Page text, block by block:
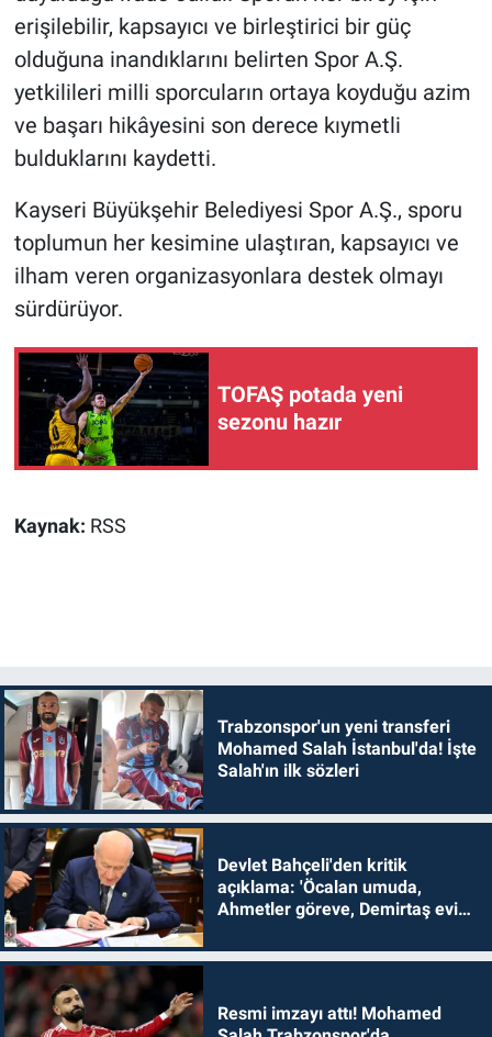
erişilebilir, kapsayıcı ve birleştirici bir güç
olduğuna inandıklarını belirten Spor A.Ş.
yetkilileri milli sporcuların ortaya koyduğu azim
ve başarı hikâyesini son derece kıymetli
bulduklarını kaydetti.
Kayseri Büyükşehir Belediyesi Spor A.Ş., sporu
toplumun her kesimine ulaştıran, kapsayıcı ve
ilham veren organizasyonlara destek olmayı
sürdürüyor.
TOFAŞ potada yeni
sezonu hazır
Kaynak: RSS
Trabzonspor'un yeni transferi
Mohamed Salah İstanbul'da! İşte
Salah'ın ilk sözleri
Devlet Bahçeli'den kritik
açıklama: 'Öcalan umuda,
Ahmetler göreve, Demirtaş evine
Resmi imzayı attı! Mohamed